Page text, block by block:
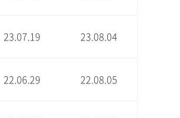
23.07.19 23.08.04
22.06.29 22.08.05